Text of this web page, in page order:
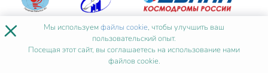
× Мы используемфайлы cookie, чтобы улучшить ваш
пользовательский опыт.
Посещая этот сайт, вы соглашаетесь на использование нами
файлов cookie.